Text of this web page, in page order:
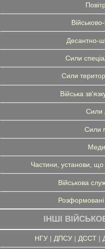
Десантно-
Сили
Сили
Війська
Сили
Сили
Частини, установи,
Військова
Розформовані
ІНШІ
НГУ| ДПСУ| ДССТ|